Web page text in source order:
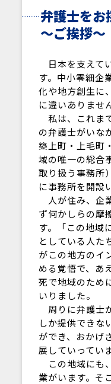
弁護士をお
～ご挨拶～
日本を支えて
す。中小零細企
化や地方創生に
に違いありませ
私は、これま
の弁護士がいな
築上町・上毛町
域の唯一の総合
取り扱う事務所
に事務所を開設
人が住み、企
ず何かしらの摩
す。「この地域
としている人た
がこの地方のイ
める覚悟で、あ
死で地域のため
いりました。
周りに弁護士
しか提供できな
ができ、おかげ
展していってい
この地域にも
業がいます。そ